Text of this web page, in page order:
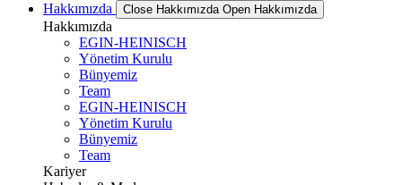
Hakkımızda
Close Hakkımızda Open Hakkımızda
Hakkımızda
EGIN-HEINISCH
Yönetim Kurulu
Bünyemiz
Team
EGIN-HEINISCH
Yönetim Kurulu
Bünyemiz
Team
Kariyer